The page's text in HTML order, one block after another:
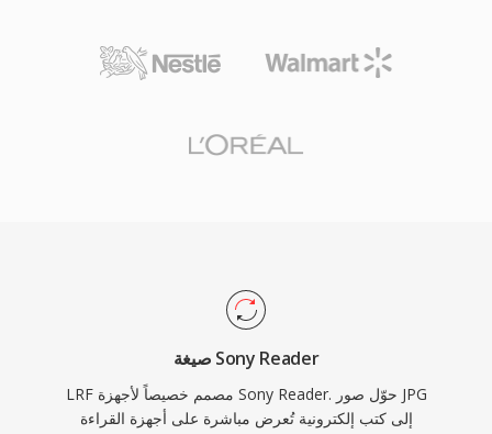
صيغة Sony Reader
LRF مصمم خصيصاً لأجهزة Sony Reader. حوّل صور JPG
إلى كتب إلكترونية تُعرض مباشرة على أجهزة القراءة